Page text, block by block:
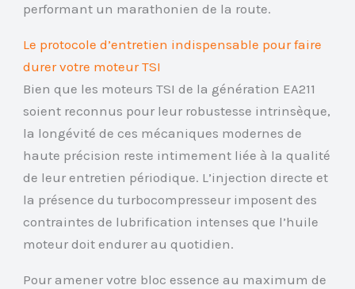
performant un marathonien de la route.
Le protocole d’entretien indispensable pour faire
durer votre moteur TSI
Bien que les moteurs TSI de la génération EA211
soient reconnus pour leur robustesse intrinsèque,
la longévité de ces mécaniques modernes de
haute précision reste intimement liée à la qualité
de leur entretien périodique. L’injection directe et
la présence du turbocompresseur imposent des
contraintes de lubrification intenses que l’huile
moteur doit endurer au quotidien.
Pour amener votre bloc essence au maximum de